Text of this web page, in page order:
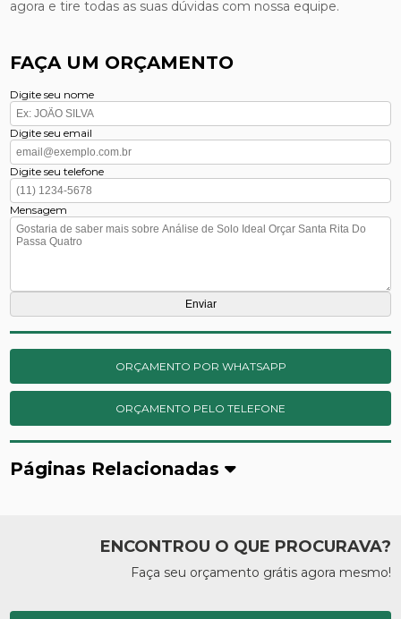
agora e tire todas as suas dúvidas com nossa equipe.
FAÇA UM ORÇAMENTO
Digite seu nome
Digite seu email
Digite seu telefone
Mensagem
ORÇAMENTO POR WHATSAPP
ORÇAMENTO PELO TELEFONE
Páginas Relacionadas
ENCONTROU O QUE PROCURAVA?
Faça seu orçamento grátis agora mesmo!